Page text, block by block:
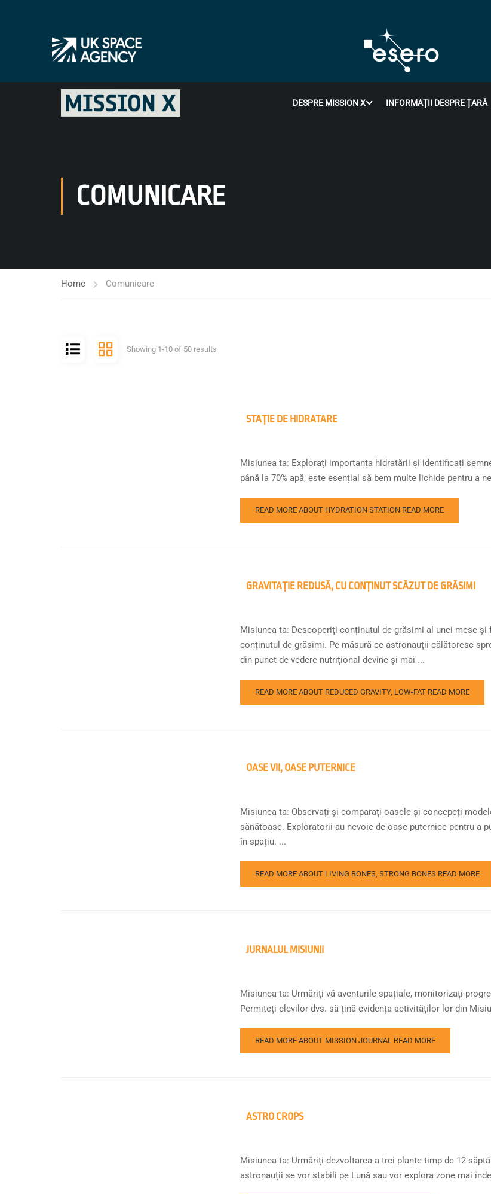
DESPRE MISSION X INFORMAȚII DESPRE ȚARĂ
COMUNICARE
Home Comunicare
Showing 1-10 of 50 results
STAȚIE DE HIDRATARE
Misiunea ta: Explorați importanța hidratării și identificați
până la 70% apă, este esențial să bem multe lichide pentru a
READ MORE ABOUT HYDRATION STATION READ MORE
GRAVITAȚIE REDUSĂ, CU CONȚINUT SCĂZUT DE GRĂSIMI
Misiunea ta: Descoperiți conținutul de grăsimi al unei mese
conținutul de grăsimi. Pe măsură ce astronauții călătoresc
din punct de vedere nutrițional devine și mai ...
READ MORE ABOUT REDUCED GRAVITY, LOW-FAT READ MORE
OASE VII, OASE PUTERNICE
Misiunea ta: Observați și comparați oasele și concepeți
sănătoase. Exploratorii au nevoie de oase puternice pentru a
în spațiu. ...
READ MORE ABOUT LIVING BONES, STRONG BONES READ MORE
JURNALUL MISIUNII
Misiunea ta: Urmăriți-vă aventurile spațiale, monitorizați
Permiteți elevilor dvs. să țină evidența activităților lor din
READ MORE ABOUT MISSION JOURNAL READ MORE
ASTRO CROPS
Misiunea ta: Urmăriți dezvoltarea a trei plante timp de 12
astronauții se vor stabili pe Lună sau vor explora zone mai